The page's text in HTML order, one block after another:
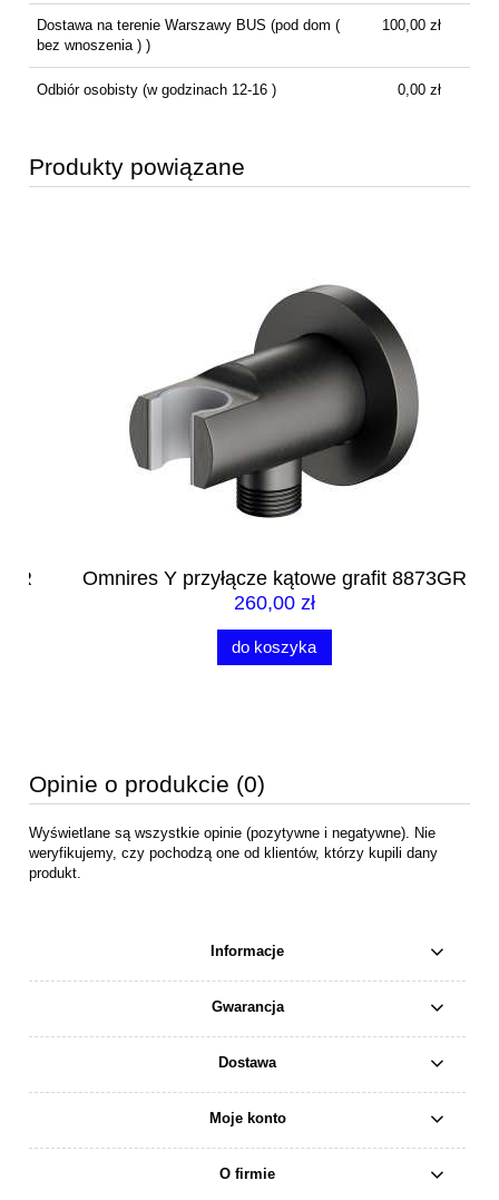
Dostawa na terenie Warszawy BUS (pod dom (
bez wnoszenia ) )
100,00 zł
Odbiór osobisty(w godzinach 12-16 ) 0,00 zł
Produkty powiązane
Omnires Y przyłącze kątowe grafit 8873GR
260,00 zł
do koszyka
Opinie o produkcie (0)
Wyświetlane są wszystkie opinie (pozytywne i negatywne). Nie
weryfikujemy, czy pochodzą one od klientów, którzy kupili dany
produkt.
Informacje
Gwarancja
Dostawa
Moje konto
O firmie